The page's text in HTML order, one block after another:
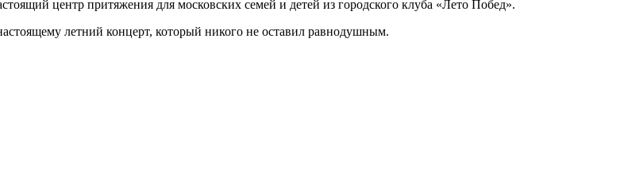
центр притяжения для московских семей и детей из городского клуба «Лето Побед».
летний концерт, который никого не оставил равнодушным.